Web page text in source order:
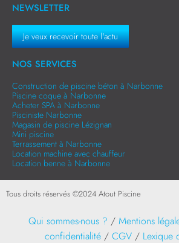
NEWSLETTER
Je veux recevoir toute l'actu
NOS SERVICES
Construction de piscine béton à Narbonne
Piscine coque à Narbonne
Acheter SPA à Narbonne
Pisciniste Narbonne
Magasin de piscine Lézignan
Mini piscine
Terrassement à Narbonne
Location machine avec chauffeur
Location benne à Narbonne
Tous droits réservés ©2024 Atout Piscine
Qui sommes-nous ? / Mentions
confidentialité/ CGV/ Lexique